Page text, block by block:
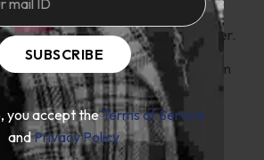
SUBSCRIBE
you accept theTerms of Service
andPrivacy Policy
vulputate, et auctor libero semper.
facilisis eget tortor id, dignissim